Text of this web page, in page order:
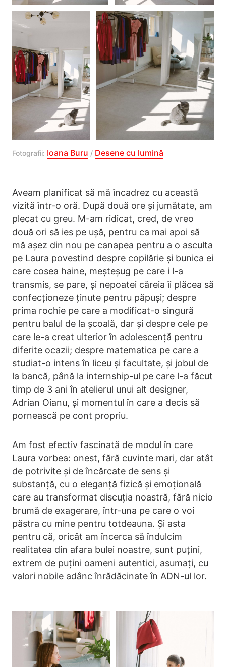
Fotografii: Ioana Buru / Desene cu lumină
Aveam planificat să mă încadrez cu această
vizită într-o oră. După două ore și jumătate, am
plecat cu greu. M-am ridicat, cred, de vreo
două ori să ies pe ușă, pentru ca mai apoi să
mă așez din nou pe canapea pentru a o asculta
pe Laura povestind despre copilărie și bunica ei
care cosea haine, meșteșug pe care i l-a
transmis, se pare, și nepoatei căreia îi plăcea să
confecționeze ținute pentru păpuși; despre
prima rochie pe care a modificat-o singură
pentru balul de la școală, dar și despre cele pe
care le-a creat ulterior în adolescență pentru
diferite ocazii; despre matematica pe care a
studiat-o intens în liceu și facultate, și jobul de
la bancă, până la internship-ul pe care l-a făcut
timp de 3 ani în atelierul unui alt designer,
Adrian Oianu, și momentul în care a decis să
pornească pe cont propriu.
Am fost efectiv fascinată de modul în care
Laura vorbea: onest, fără cuvinte mari, dar atât
de potrivite și de încărcate de sens și
substanță, cu o eleganță fizică și emoțională
care au transformat discuția noastră, fără nicio
brumă de exagerare, într-una pe care o voi
păstra cu mine pentru totdeauna. Și asta
pentru că, oricât am încerca să îndulcim
realitatea din afara bulei noastre, sunt puțini,
extrem de puțini oameni autentici, asumați, cu
valori nobile adânc înrădăcinate în ADN-ul lor.